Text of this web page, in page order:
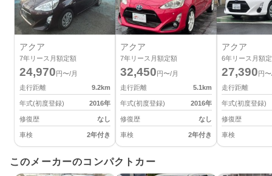
アクア
7年リース月額定額
24,970円〜/月
走行距離
9.2km
年式(初度登録) 2016年
修復歴 なし
車検 2年付き
アクア
7年リース月額定額
32,450円〜/月
走行距離
5.1km
年式(初度登録) 2016年
修復歴 なし
車検 2年付き
アクア
6年リース月額
27,390円
走行距離
年式(初度登録)
修復歴
車検
このメーカーのコンパクトカー